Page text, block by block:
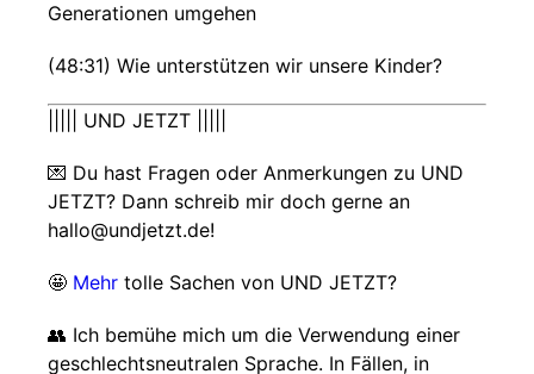
Generationen umgehen
(48:31) Wie unterstützen wir unsere Kinder?
||||| UND JETZT |||||
💌 Du hast Fragen oder Anmerkungen zu UND
JETZT? Dann schreib mir doch gerne an
hallo@undjetzt.de!
🤩 Mehr tolle Sachen von UND JETZT?
👥 Ich bemühe mich um die Verwendung einer
geschlechtsneutralen Sprache. In Fällen, in